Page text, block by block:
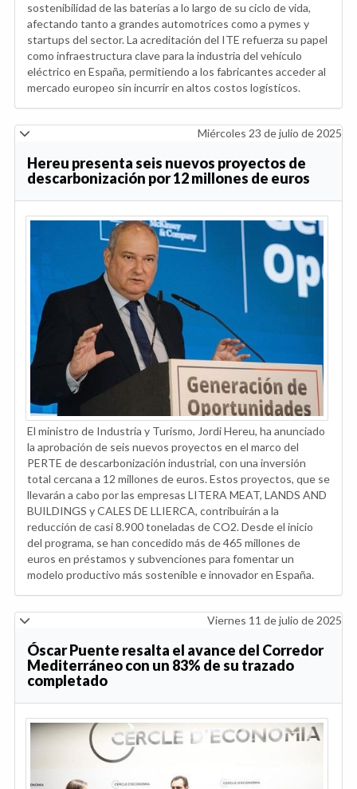
sostenibilidad de las baterías a lo largo de su ciclo de vida,
afectando tanto a grandes automotrices como a pymes y
startups del sector. La acreditación del ITE refuerza su papel
como infraestructura clave para la industria del vehículo
eléctrico en España, permitiendo a los fabricantes acceder al
mercado europeo sin incurrir en altos costos logísticos.
Miércoles 23 de julio de 2025
Hereu presenta seis nuevos proyectos de
descarbonización por 12 millones de euros
El ministro de Industria y Turismo, Jordi Hereu, ha anunciado
la aprobación de seis nuevos proyectos en el marco del
PERTE de descarbonización industrial, con una inversión
total cercana a 12 millones de euros. Estos proyectos, que se
llevarán a cabo por las empresas LITERA MEAT, LANDS AND
BUILDINGS y CALES DE LLIERCA, contribuirán a la
reducción de casi 8.900 toneladas de CO2. Desde el inicio
del programa, se han concedido más de 465 millones de
euros en préstamos y subvenciones para fomentar un
modelo productivo más sostenible e innovador en España.
Viernes 11 de julio de 2025
Óscar Puente resalta el avance del Corredor
Mediterráneo con un 83% de su trazado
completado